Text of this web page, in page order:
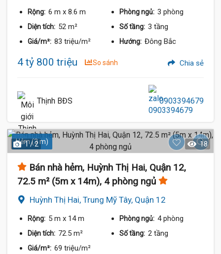
Rộng: 6 m x 8.6 m Phòng ngủ: 3 phòng
Diện tích: 52 m² Số tầng: 3 tầng
Giá/m²: 83 triệu/m² Hướng: Đông Bắc
4 tỷ 800 triệu So sánh Chia sẻ
Thịnh BĐS 0903394679
Hẻm (3 m)
1 / 2 18
Bán nhà hẻm, Huỳnh Thị Hai, Quận 12,
72.5 m² (5m x 14m), 4 phòng ngủ
Huỳnh Thị Hai, Trung Mỹ Tây, Quận 12
Rộng: 5 m x 14 m Phòng ngủ: 4 phòng
Diện tích: 72.5 m² Số tầng: 2 tầng
Giá/m²: 69 triệu/m²